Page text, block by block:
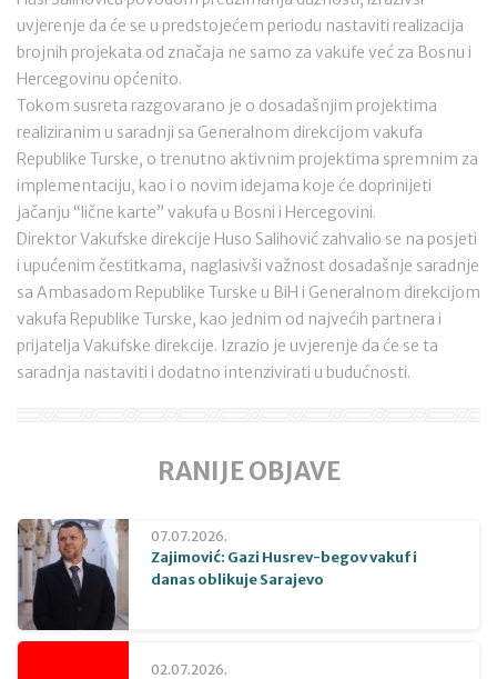
uvjerenje da će se u predstojećem periodu nastaviti realizacija
brojnih projekata od značaja ne samo za vakufe već za Bosnu i
Hercegovinu općenito.
Tokom susreta razgovarano je o dosadašnjim projektima
realiziranim u saradnji sa Generalnom direkcijom vakufa
Republike Turske, o trenutno aktivnim projektima spremnim za
implementaciju, kao i o novim idejama koje će doprinijeti
jačanju “lične karte” vakufa u Bosni i Hercegovini.
Direktor Vakufske direkcije Huso Salihović zahvalio se na posjeti
i upućenim čestitkama, naglasivši važnost dosadašnje saradnje
sa Ambasadom Republike Turske u BiH i Generalnom direkcijom
vakufa Republike Turske, kao jednim od najvećih partnera i
prijatelja Vakufske direkcije. Izrazio je uvjerenje da će se ta
saradnja nastaviti i dodatno intenzivirati u budućnosti.
RANIJE OBJAVE
07.07.2026.
Zajimović: Gazi Husrev-begov vakuf i
danas oblikuje Sarajevo
02.07.2026.